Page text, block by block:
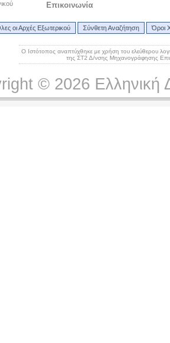
Επικοινωνία
οι Αρχές Εξωτερικού Σύνθετη Αναζήτηση Όροι
Ο Ιστότοπος αναπτύχθηκε με χρήση του ελεύθερου
της ΣΤ2 Δ/νσης Μηχανογράφησης
© 2026